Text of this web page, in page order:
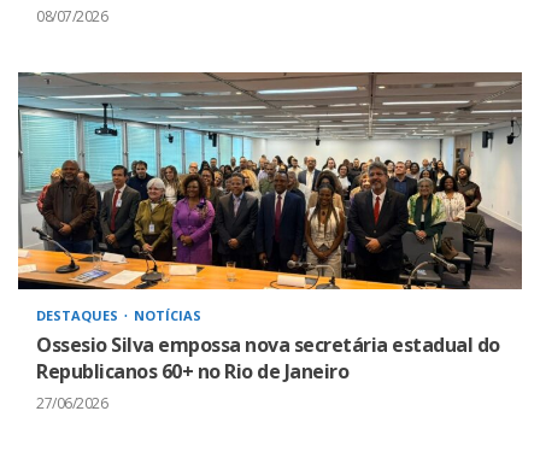
08/07/2026
DESTAQUES NOTÍCIAS
Ossesio Silva empossa nova secretária estadual do
Republicanos 60+ no Rio de Janeiro
27/06/2026